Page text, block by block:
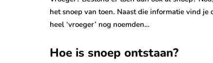
het snoep van toen. Naast die informatie vind
heel ‘vroeger’ nog noemden…
Hoe is snoep ontstaan?